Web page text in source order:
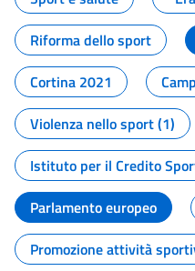
Riforma dello sport
Cortina 2021
Violenza nello sport (1)
Istituto per il Credito
Parlamento europeo
Promozione attività